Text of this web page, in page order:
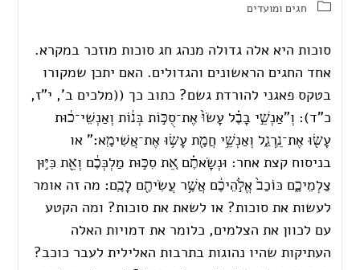
חגים ומועדים
סוכות היא אלה גדולה מנהג חג סוכות מוזכר במקרא.
אחד החגים הראשונים והגדולים. האם יתכן שמקורו
בטקס פאגני להורדת גשם? כתוב כך ((מלכים ב', י"ז,
כ"ד): וְ"אַנְשֵׁ֣י בָבֶ֗ל עָשׂוּ֙ אֶת־סֻכּ֣וֹת בְּנ֔וֹת וְאַנְשֵׁי־כ֔וּת
עָשׂ֖וּ אֶת־נֵֽרְגַ֑ל וְאַנְשֵׁ֥י חֲמָ֖ת עָשׂ֥וּ אֶת־אֲשִׁימָֽא׃" או
בניסוח קצת אחר: וּנְשָׂאתֶ֗ם אֵ֚ת סִכּ֣וּת מַלְכְּכֶ֔ם וְאֵ֖ת כִּיּ֣וּן
צַלְמֵיכֶ֑ם כּוֹכַב֙ אֱלֹ֣הֵיכֶ֔ם אֲשֶׁ֥ר עֲשִׂיתֶ֖ם לָכֶֽם׃ מה זה אומר
לעשות את סוכות? או לשאת את סוכות? ומה הקטע
עם לכוון את הצלמים, כלומר את דמויות האלה
העתיקות שהיו נהוגות בתרבות האלילית לעבר כוכב?